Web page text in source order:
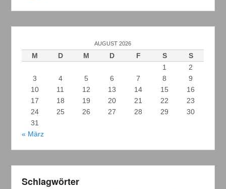
AUGUST 2026
M D M D F S
S
1
2
3
4 5 6 7 8
9
10
11 12 13 14 15
16
17
18 19 20 21 22
23
24
25 26 27 28 29
30
31
« März
Schlagwörter